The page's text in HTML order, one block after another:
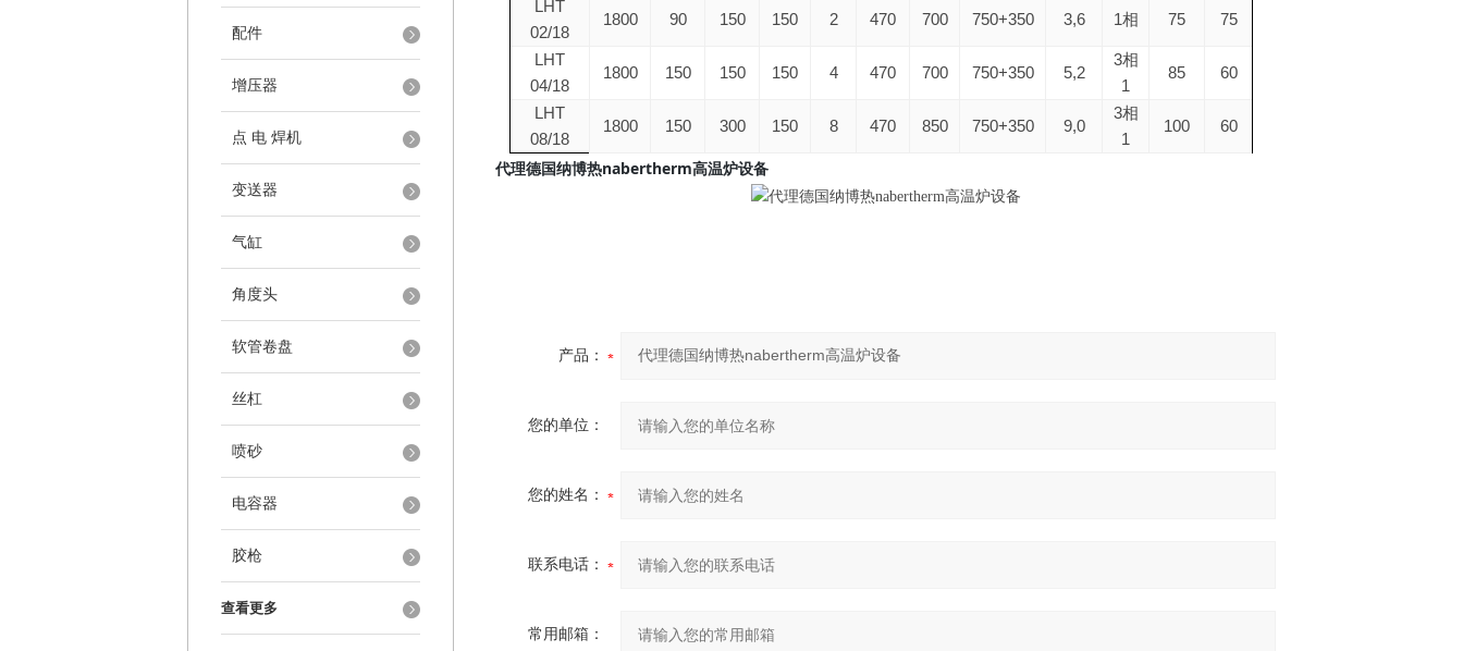
配件
增压器
点 电 焊机
变送器
气缸
角度头
软管卷盘
丝杠
喷砂
电容器
胶枪
查看更多
LHT
1800 90 150 150 2 470 700 750+350 3,6 1相 75 75
02/18
LHT
1800 150 150 150 4 470 700 750+350 5,2
3相
1
85 60
04/18
LHT
1800 150 300 150 8 470 850 750+350 9,0
3相
1
100 60
08/18
代理德国纳博热nabertherm高温炉设备
产品：
您的单位：
您的姓名：
联系电话：
常用邮箱：